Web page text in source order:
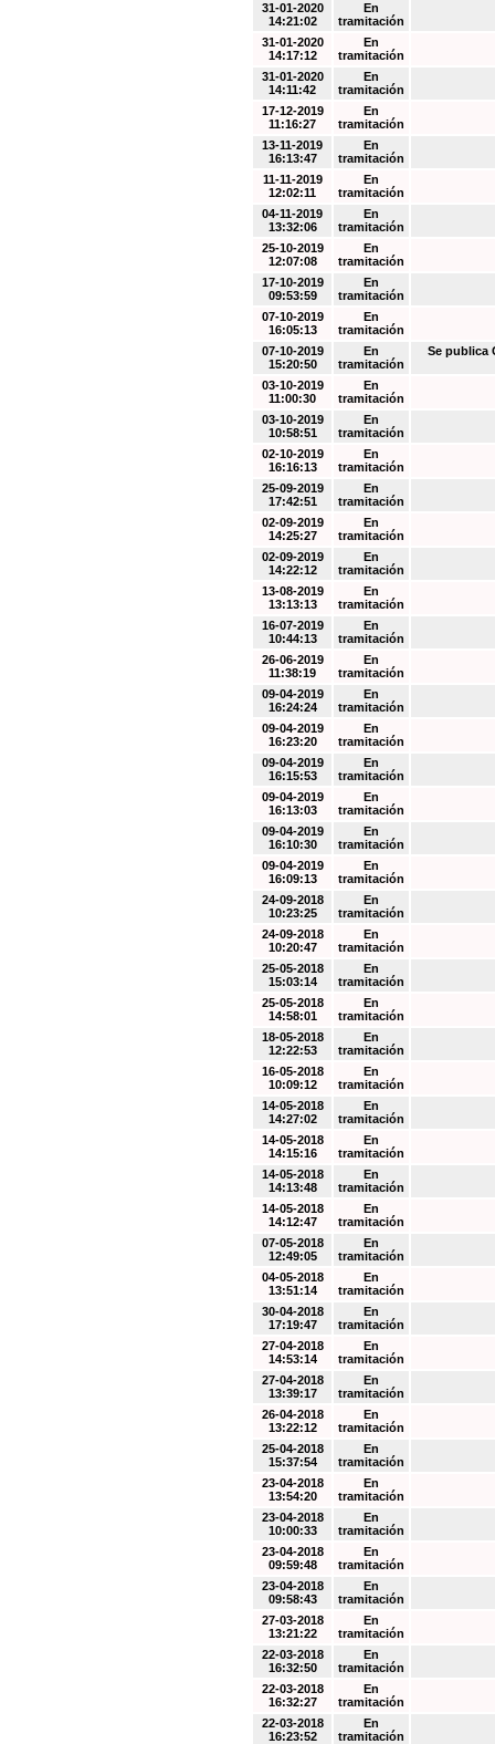
31-01-2020
14:21:02
En
tramitación
31-01-2020
14:17:12
En
tramitación
31-01-2020
14:11:42
En
tramitación
17-12-2019
11:16:27
En
tramitación
13-11-2019
16:13:47
En
tramitación
11-11-2019
12:02:11
En
tramitación
04-11-2019
13:32:06
En
tramitación
25-10-2019
12:07:08
En
tramitación
17-10-2019
09:53:59
En
tramitación
07-10-2019
16:05:13
En
tramitación
07-10-2019
15:20:50
En
tramitación
Se publica
03-10-2019
11:00:30
En
tramitación
03-10-2019
10:58:51
En
tramitación
02-10-2019
16:16:13
En
tramitación
25-09-2019
17:42:51
En
tramitación
02-09-2019
14:25:27
En
tramitación
02-09-2019
14:22:12
En
tramitación
13-08-2019
13:13:13
En
tramitación
16-07-2019
10:44:13
En
tramitación
26-06-2019
11:38:19
En
tramitación
09-04-2019
16:24:24
En
tramitación
09-04-2019
16:23:20
En
tramitación
09-04-2019
16:15:53
En
tramitación
09-04-2019
16:13:03
En
tramitación
09-04-2019
16:10:30
En
tramitación
09-04-2019
16:09:13
En
tramitación
24-09-2018
10:23:25
En
tramitación
24-09-2018
10:20:47
En
tramitación
25-05-2018
15:03:14
En
tramitación
25-05-2018
14:58:01
En
tramitación
18-05-2018
12:22:53
En
tramitación
16-05-2018
10:09:12
En
tramitación
14-05-2018
14:27:02
En
tramitación
14-05-2018
14:15:16
En
tramitación
14-05-2018
14:13:48
En
tramitación
14-05-2018
14:12:47
En
tramitación
07-05-2018
12:49:05
En
tramitación
04-05-2018
13:51:14
En
tramitación
30-04-2018
17:19:47
En
tramitación
27-04-2018
14:53:14
En
tramitación
27-04-2018
13:39:17
En
tramitación
26-04-2018
13:22:12
En
tramitación
25-04-2018
15:37:54
En
tramitación
23-04-2018
13:54:20
En
tramitación
23-04-2018
10:00:33
En
tramitación
23-04-2018
09:59:48
En
tramitación
23-04-2018
09:58:43
En
tramitación
27-03-2018
13:21:22
En
tramitación
22-03-2018
16:32:50
En
tramitación
22-03-2018
16:32:27
En
tramitación
22-03-2018
16:23:52
En
tramitación